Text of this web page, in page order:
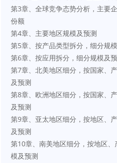
第3章、全球竞争态势分析，主要
份额
第4章、主要地区规模及预测
第5章、按产品类型拆分，细分规
第6章、按应用拆分，细分规模及
第7章、北美地区细分，按国家、
及预测
第8章、欧洲地区细分，按国家、
及预测
第9章、亚太地区细分，按地区、
及预测
第10章、南美地区细分，按地区
模及预测